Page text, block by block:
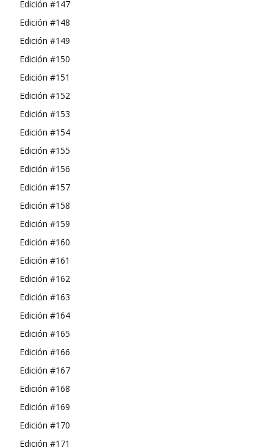
Edición #147
Edición #148
Edición #149
Edición #150
Edición #151
Edición #152
Edición #153
Edición #154
Edición #155
Edición #156
Edición #157
Edición #158
Edición #159
Edición #160
Edición #161
Edición #162
Edición #163
Edición #164
Edición #165
Edición #166
Edición #167
Edición #168
Edición #169
Edición #170
Edición #171